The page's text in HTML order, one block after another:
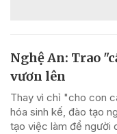
Nghệ An: Trao
vươn lên
Thay vì chỉ "cho con
hóa sinh kế, đào tạo
tạo việc làm để người